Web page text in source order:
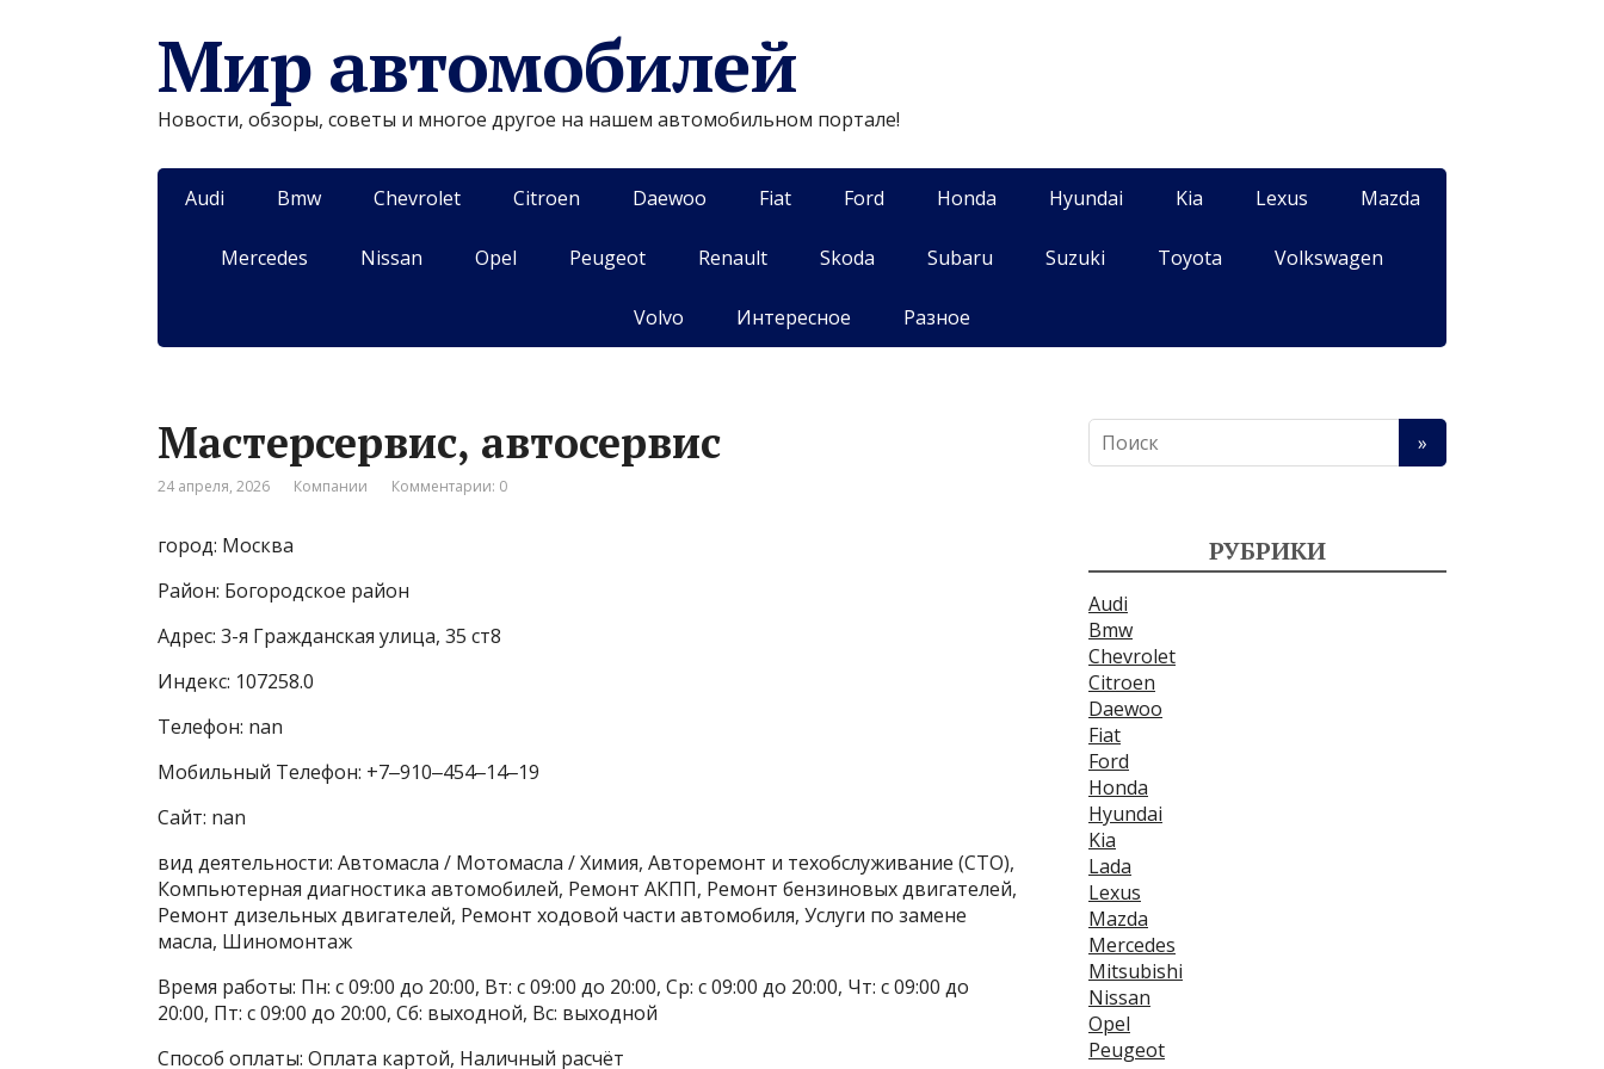
Мир автомобилей
Новости, обзоры, советы и многое другое на нашем автомобильном портале!
Audi Bmw Chevrolet Citroen Daewoo Fiat Ford Honda Hyundai Kia Lexus Mazda
Mercedes Nissan Opel Peugeot Renault Skoda Subaru Suzuki Toyota Volkswagen
Volvo Интересное Разное
Мастерсервис, автосервис
24 апреля, 2026 Компании Комментарии: 0
город: Москва
Район: Богородское район
Адрес: 3-я Гражданская улица, 35 ст8
Индекс: 107258.0
Телефон: nan
Мобильный Телефон: +7‒910‒454‒14‒19
Сайт: nan
вид деятельности: Автомасла / Мотомасла / Химия, Авторемонт и техобслуживание (СТО),
Компьютерная диагностика автомобилей, Ремонт АКПП, Ремонт бензиновых двигателей,
Ремонт дизельных двигателей, Ремонт ходовой части автомобиля, Услуги по замене
масла, Шиномонтаж
Время работы: Пн: с 09:00 до 20:00, Вт: с 09:00 до 20:00, Ср: с 09:00 до 20:00, Чт: с 09:00 до
20:00, Пт: с 09:00 до 20:00, Сб: выходной, Вс: выходной
Способ оплаты: Оплата картой, Наличный расчёт
РУБРИКИ
Audi
Bmw
Chevrolet
Citroen
Daewoo
Fiat
Ford
Honda
Hyundai
Kia
Lada
Lexus
Mazda
Mercedes
Mitsubishi
Nissan
Opel
Peugeot